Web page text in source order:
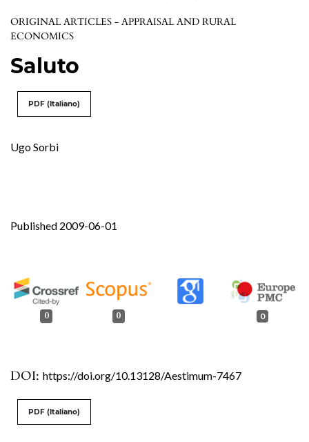
ORIGINAL ARTICLES - APPRAISAL AND RURAL
ECONOMICS
Saluto
PDF (Italiano)
Ugo Sorbi
DOI: https://doi.org/10.13128/Aestimum-7467
Published 2009-06-01
0 0 0
PDF (Italiano)